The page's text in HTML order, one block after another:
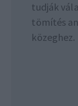
tudják
tömítés
közeghez.